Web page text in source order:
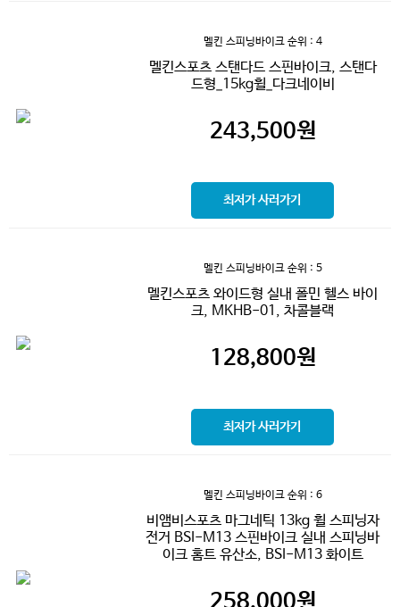
멜킨 스피닝바이크순위 : 4
멜킨스포츠 스탠다드 스핀바이크, 스탠다
드형_15kg휠_다크네이비
243,500원
최저가 사러가기
멜킨 스피닝바이크순위 : 5
멜킨스포츠 와이드형 실내 폴민 헬스 바이
크, MKHB-01, 차콜블랙
128,800원
최저가 사러가기
멜킨 스피닝바이크순위 : 6
비앰비스포츠 마그네틱 13kg 휠 스피닝자
전거 BSI-M13 스핀바이크 실내 스피닝바
이크 홈트 유산소, BSI-M13 화이트
258,000원